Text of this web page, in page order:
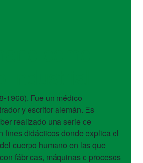
1968). Fue un médico
y escritor alemán. Es
realizado una serie de
fines didácticos donde explica el
cuerpo humano en las que
fábricas, máquinas o procesos